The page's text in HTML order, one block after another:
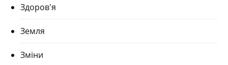
Здоров'я
Земля
Зміни